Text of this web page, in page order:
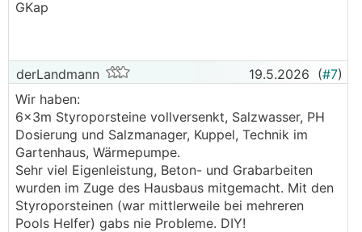
GKap
derLandmann 19.5.2026 (#7)
Wir haben:
6x3m Styroporsteine vollversenkt, Salzwasser, PH
Dosierung und Salzmanager, Kuppel, Technik im
Gartenhaus, Wärmepumpe.
Sehr viel Eigenleistung, Beton- und Grabarbeiten
wurden im Zuge des Hausbaus mitgemacht. Mit den
Styroporsteinen (war mittlerweile bei mehreren
Pools Helfer) gabs nie Probleme. DIY!